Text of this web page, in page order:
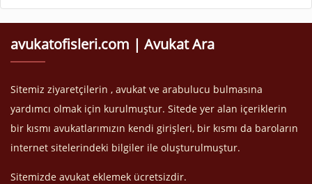
avukatofisleri.com | Avukat Ara
Sitemiz ziyaretçilerin , avukat ve arabulucu bulmasına
yardımcı olmak için kurulmuştur. Sitede yer alan içeriklerin
bir kısmı avukatlarımızın kendi girişleri, bir kısmı da baroların
internet sitelerindeki bilgiler ile oluşturulmuştur.
Sitemizde avukat eklemek ücretsizdir.